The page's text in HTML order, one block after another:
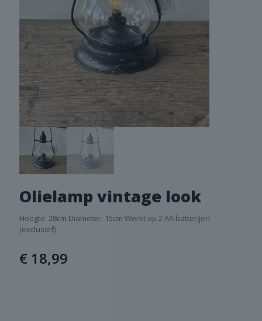
Olielamp vintage look
Hoogte: 28cm Diameter: 15cm Werkt op 2 AA batterijen
(exclusief)
€ 18,99